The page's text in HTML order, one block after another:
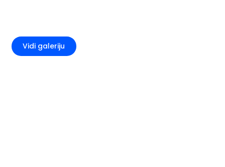
Vidi galeriju